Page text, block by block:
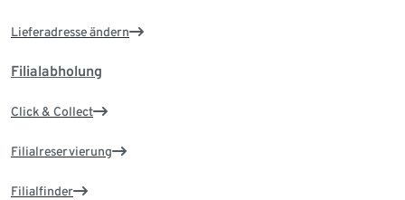
Lieferadresse ändern
Filialabholung
Click & Collect
Filialreservierung
Filialfinder